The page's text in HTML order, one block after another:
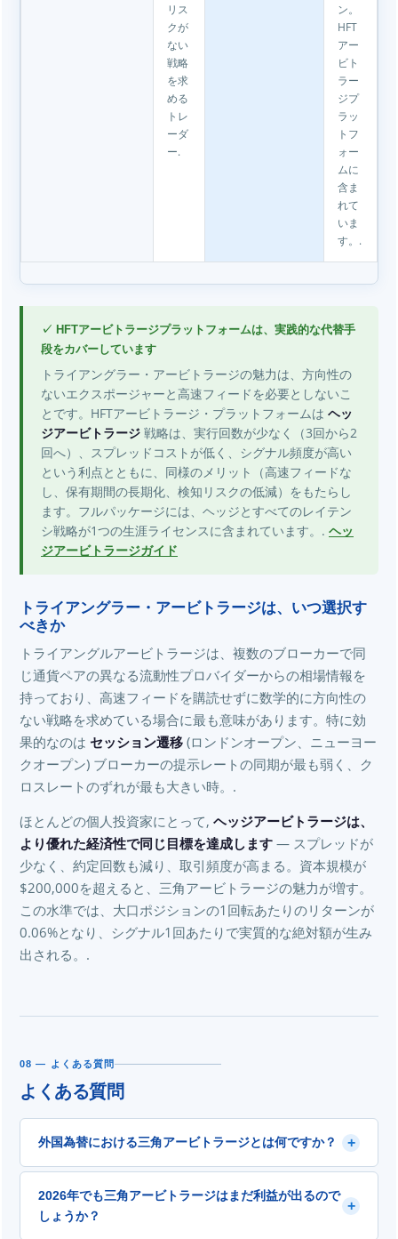
リス
クが
ない
戦略
を求
める
トレ
ーダ
ー.
ン。
HFT
アー
ビト
ラー
ジプ
ラッ
トフ
ォー
ムに
含ま
れて
いま
す。.
✓ HFTアービトラージプラットフォームは、実践的な代替手
段をカバーしています
トライアングラー・アービトラージの魅力は、方向性の
ないエクスポージャーと高速フィードを必要としないこ
とです。HFTアービトラージ・プラットフォームは ヘッ
ジアービトラージ 戦略は、実行回数が少なく（3回から2
回へ）、スプレッドコストが低く、シグナル頻度が高い
という利点とともに、同様のメリット（高速フィードな
し、保有期間の長期化、検知リスクの低減）をもたらし
ます。フルパッケージには、ヘッジとすべてのレイテン
シ戦略が1つの生涯ライセンスに含まれています。. ヘッ
ジアービトラージガイド
トライアングラー・アービトラージは、いつ選択す
べきか
トライアングルアービトラージは、複数のブローカーで同
じ通貨ペアの異なる流動性プロバイダーからの相場情報を
持っており、高速フィードを購読せずに数学的に方向性の
ない戦略を求めている場合に最も意味があります。特に効
果的なのは セッション遷移 (ロンドンオープン、ニューヨー
クオープン) ブローカーの提示レートの同期が最も弱く、ク
ロスレートのずれが最も大きい時。.
ほとんどの個人投資家にとって, ヘッジアービトラージは、
より優れた経済性で同じ目標を達成します — スプレッドが
少なく、約定回数も減り、取引頻度が高まる。資本規模が
$200,000を超えると、三角アービトラージの魅力が増す。
この水準では、大口ポジションの1回転あたりのリターンが
0.06%となり、シグナル1回あたりで実質的な絶対額が生み
出される。.
08 — よくある質問
よくある質問
外国為替における三角アービトラージとは何ですか？ +
トライアングルアービトラージは、3つの関連通貨ペア間
の価格設定の不一致を利用します。EUR/USD、
GBP/USD、EUR/GBPの相関関係が数学的に整合しない場
2026年でも三角アービトラージはまだ利益が出るので
しょうか？
+